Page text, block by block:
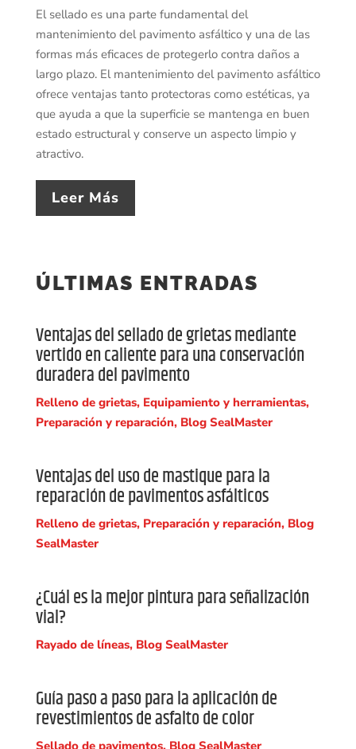
El sellado es una parte fundamental del
mantenimiento del pavimento asfáltico y una de las
formas más eficaces de protegerlo contra daños a
largo plazo. El mantenimiento del pavimento asfáltico
ofrece ventajas tanto protectoras como estéticas, ya
que ayuda a que la superficie se mantenga en buen
estado estructural y conserve un aspecto limpio y
atractivo.
Leer Más
ÚLTIMAS ENTRADAS
Ventajas del sellado de grietas mediante
vertido en caliente para una conservación
duradera del pavimento
Relleno de grietas, Equipamiento y herramientas,
Preparación y reparación, Blog SealMaster
Ventajas del uso de mastique para la
reparación de pavimentos asfálticos
Relleno de grietas, Preparación y reparación, Blog
SealMaster
¿Cuál es la mejor pintura para señalización
vial?
Rayado de líneas, Blog SealMaster
Guía paso a paso para la aplicación de
revestimientos de asfalto de color